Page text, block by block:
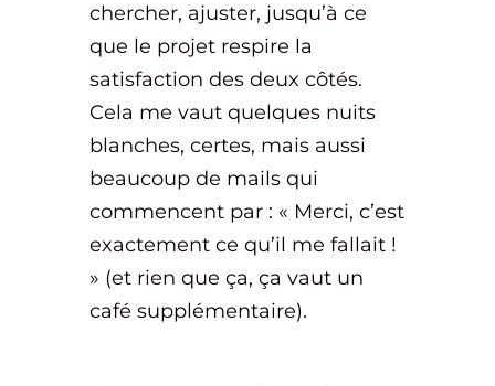
chercher, ajuster, jusqu’à ce
que le projet respire la
satisfaction des deux côtés.
Cela me vaut quelques nuits
blanches, certes, mais aussi
beaucoup de mails qui
commencent par : « Merci, c’est
exactement ce qu’il me fallait !
» (et rien que ça, ça vaut un
café supplémentaire).